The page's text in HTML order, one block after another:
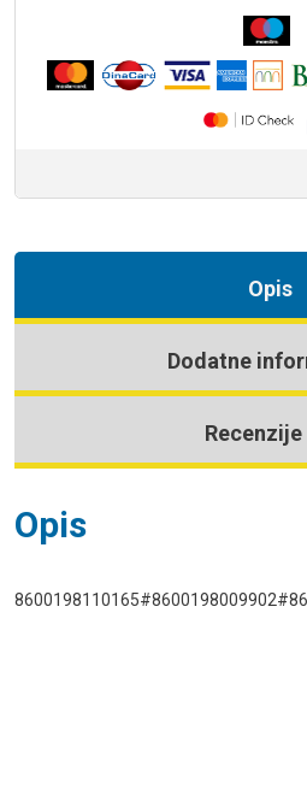
Opis
Dodatne
Recenzije
Opis